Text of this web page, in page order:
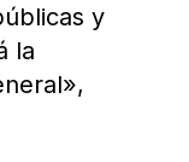
y
la